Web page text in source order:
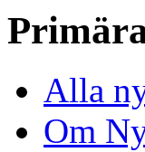
Alla
Om